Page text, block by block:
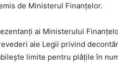
de Ministerul Finanțelor.
ai Ministerului
ale Legii privind
limite pentru plățile în